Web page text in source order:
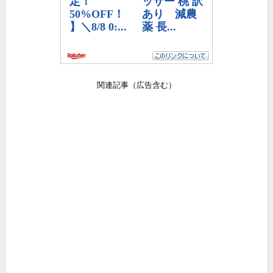
関連記事（広告含む）